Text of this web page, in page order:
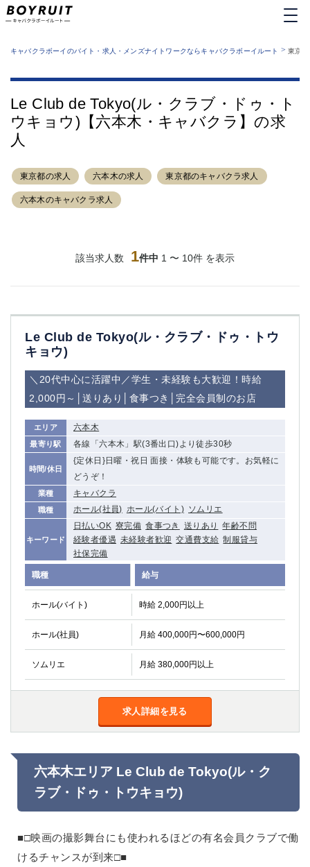
業種から探す
運営者情報
サイトマップ
キャバクラボーイのバイト・求人・メンズナイトワークならキャバクラボーイルート > 東京
Le Club de Tokyo(ル・クラブ・ドゥ・ト
ウキョウ)【六本木・キャバクラ】の求
人
東京都の求人 六本木の求人 東京都のキャバクラ求人
六本木のキャバクラ求人
該当求人数 1件中 1 〜 10件 を表示
Le Club de Tokyo(ル・クラブ・ドゥ・トウ
キョウ)
＼20代中心に活躍中／学生・未経験も大歓迎！時給
2,000円～│送りあり│食事つき│完全会員制のお店
エリア 六本木
最寄り駅 各線「六本木」駅(3番出口)より徒歩30秒
時間/休日
{定休日}日曜・祝日 面接・体験も可能です。お気軽に
どうぞ！
業種 キャバクラ
職種 ホール(社員) ホール(バイト) ソムリエ
キーワード
日払いOK 寮完備 食事つき 送りあり
年齢不問
経験者優遇 未経験者歓迎 交通費支給 制服貸与
社保完備
職種 給与
ホール(バイト) 時給 2,000円以上
ホール(社員) 月給 400,000円〜600,000円
ソムリエ 月給 380,000円以上
求人詳細を見る
六本木エリア Le Club de Tokyo(ル・ク
ラブ・ドゥ・トウキョウ)
■□映画の撮影舞台にも使われるほどの有名会員クラブで働
けるチャンスが到来□■
六本木
池袋
新橋
歌舞伎町
錦糸町
秋葉原
八王子
神田
横須賀中央
調布
赤坂
高円寺
赤羽
品川
蒲田東口
浜松町
西葛西
中野
葛西
府中
ひばりヶ丘（北口）
吉祥寺（南口／公園口）
自由が丘
四谷
下北沢・経堂
金町（北口）
成増駅徒歩3分の好立地！ ①JR埼京線「赤羽駅」から徒歩2分 ②東
三軒茶屋（南口）
①歌舞伎町 ②新宿 ③新宿三丁目 ④西
①歌舞伎町 ②新宿 ③西部新宿 ③東新宿
①銀座 ②新橋
錦糸町(南口)
蒲田(西口)
清瀬（南口）
①東武練馬 ②成増・板橋 ③大山 ②池袋
池袋東口
竹ノ塚
三鷹
亀戸
水道橋
浅草
幡ヶ谷
祖師ヶ谷大蔵
小岩
市川
西麻布
関内
横浜
川崎